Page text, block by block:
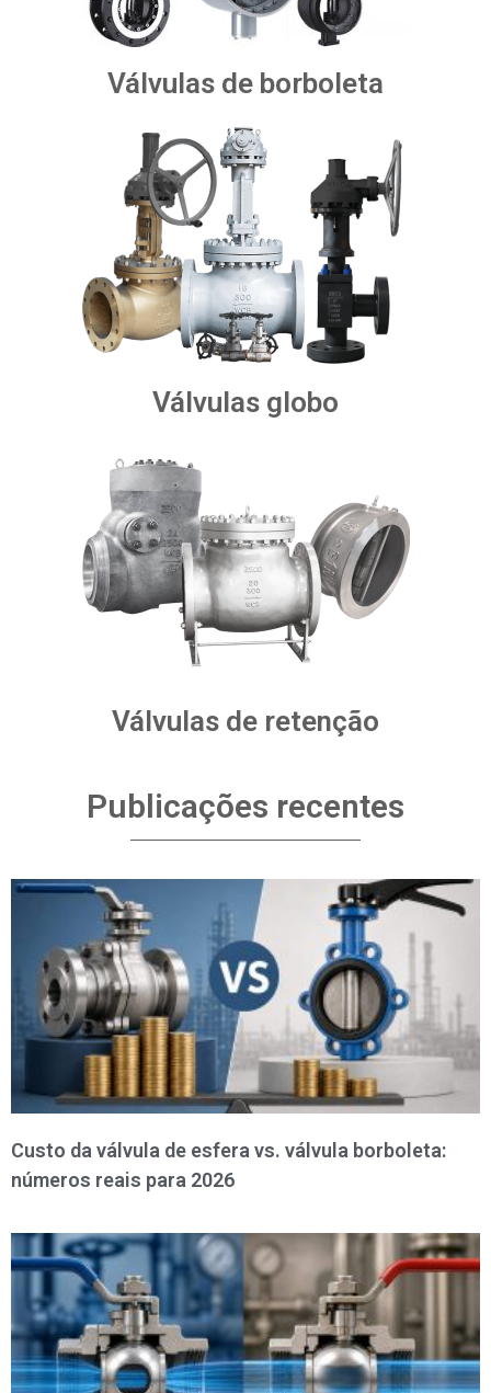
Válvulas de borboleta
Válvulas globo
Válvulas de retenção
Publicações recentes
Custo da válvula de esfera vs. válvula borboleta:
números reais para 2026